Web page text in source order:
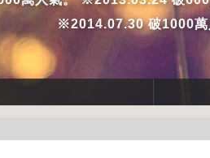
※2014.07.30 破1000萬